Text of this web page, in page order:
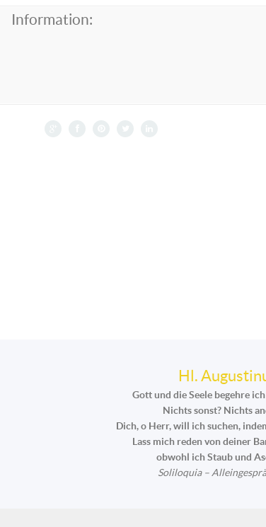
Information:
Hl.
Gott und die Seele begehre
Nichts sonst? Nichts
Dich, o Herr, will ich suchen,
Lass mich reden von deiner
obwohl ich Staub und
Soliloquia –